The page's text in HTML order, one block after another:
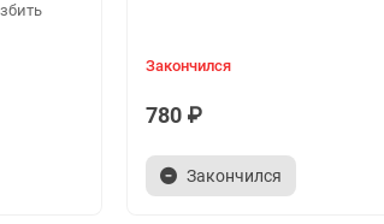
Закончился
780 ₽
Закончился